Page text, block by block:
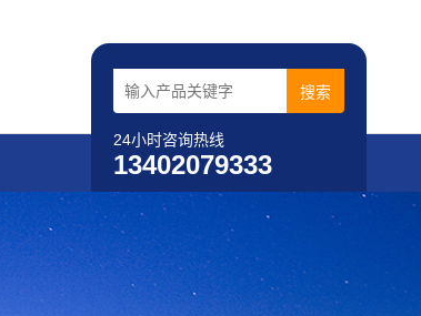
24小时咨询热线
13402079333